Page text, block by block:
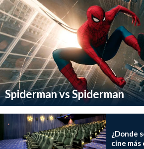
Spiderman vs Spiderman
¿Donde
cine más